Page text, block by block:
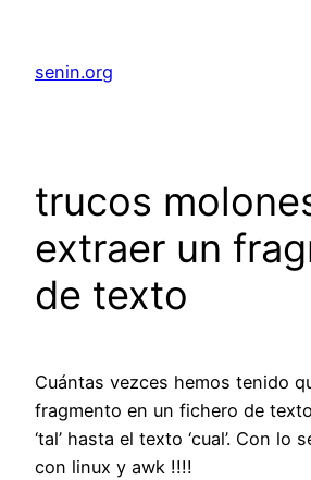
senin.org
trucos
extraer un
de texto
Cuántas vezces hemos tenido
fragmento en un fichero de
‘tal’ hasta el texto ‘cual’. Con lo
con linux y awk !!!!